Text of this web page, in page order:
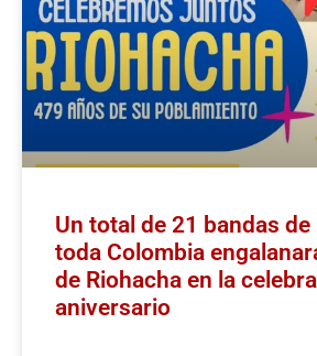
Un total de 21 bandas
toda Colombia
de Riohacha en la
aniversario